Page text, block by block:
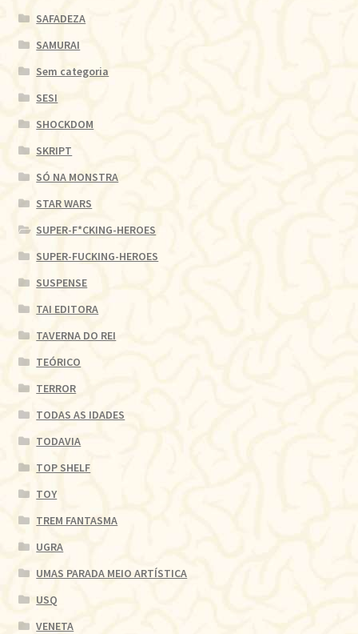
SAFADEZA
SAMURAI
Sem categoria
SESI
SHOCKDOM
SKRIPT
SÓ NA MONSTRA
STAR WARS
SUPER-F*CKING-HEROES
SUPER-FUCKING-HEROES
SUSPENSE
TAI EDITORA
TAVERNA DO REI
TEÓRICO
TERROR
TODAS AS IDADES
TODAVIA
TOP SHELF
TOY
TREM FANTASMA
UGRA
UMAS PARADA MEIO ARTÍSTICA
USQ
VENETA